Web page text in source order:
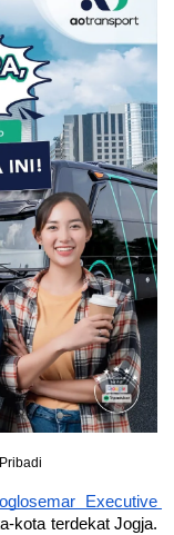
Executive
kota terdekat Jogja.